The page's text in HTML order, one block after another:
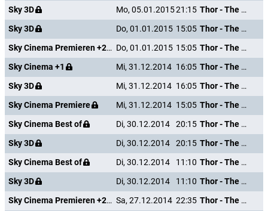
Sky 3D
Mo, 05.01.201521:15
Thor - The Dark Kingdom
Sky 3D
Do, 01.01.2015 15:05
Thor - The Dark Kingdom
Sky Cinema Premieren +24 Do, 01.01.2015 15:05
Thor - The Dark Kingdom
Sky Cinema +1
Mi, 31.12.2014 16:05
Thor - The Dark Kingdom
Sky 3D
Mi, 31.12.2014 16:05
Thor - The Dark Kingdom
Sky Cinema Premiere
Mi, 31.12.2014 15:05
Thor - The Dark Kingdom
Sky Cinema Best of
Di, 30.12.2014 20:15
Thor - The Dark Kingdom
Sky 3D
Di, 30.12.2014 20:15
Thor - The Dark Kingdom
Sky Cinema Best of
Di, 30.12.2014 11:10
Thor - The Dark Kingdom
Sky 3D
Di, 30.12.2014 11:10
Thor - The Dark Kingdom
Sky Cinema Premieren +24 Sa, 27.12.2014 22:35
Thor - The Dark Kingdom